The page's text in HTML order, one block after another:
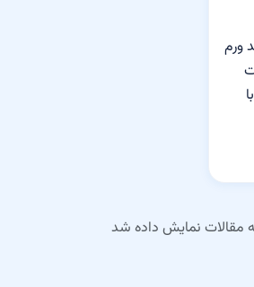
ورم
مقالات نمایش داده شد